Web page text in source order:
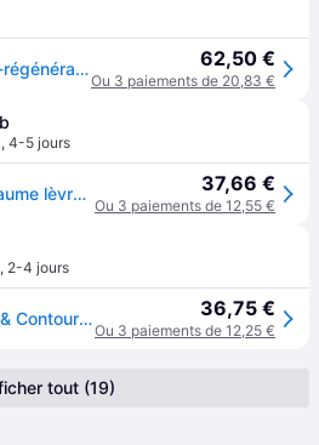
Clarins - Anti-age - Multi-régénérante Baume Anti-rides Lèvres Et Contour - 15ml 62,50 €
Ou 3 paiements de 20,83 €
, 4-5 jours
MULTI-RÉGÉNÉRANTE baume lèvres et contour 15 ml 37,66 €
Ou 3 paiements de 12,55 €
, 2-4 jours
Clarins Extra-Firming Lip & Contour Balm 15 ml 36,75 €
Ou 3 paiements de 12,25 €
tout (19)